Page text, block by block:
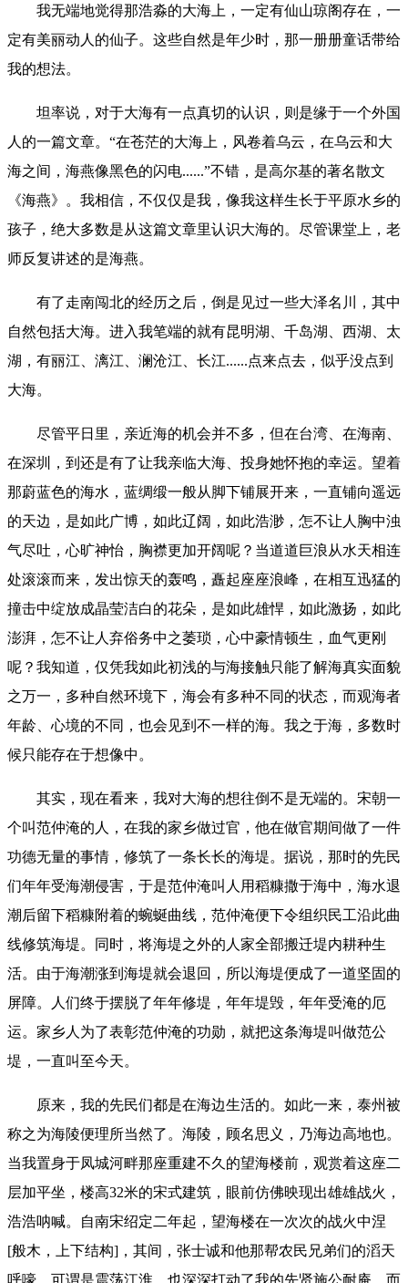
我无端地觉得那浩淼的大海上，一定有仙山琼阁存在，一
定有美丽动人的仙子。这些自然是年少时，那一册册童话带给
我的想法。
坦率说，对于大海有一点真切的认识，则是缘于一个外国
人的一篇文章。“在苍茫的大海上，风卷着乌云，在乌云和大
海之间，海燕像黑色的闪电......”不错，是高尔基的著名散文
《海燕》。我相信，不仅仅是我，像我这样生长于平原水乡的
孩子，绝大多数是从这篇文章里认识大海的。尽管课堂上，老
师反复讲述的是海燕。
有了走南闯北的经历之后，倒是见过一些大泽名川，其中
自然包括大海。进入我笔端的就有昆明湖、千岛湖、西湖、太
湖，有丽江、漓江、澜沧江、长江......点来点去，似乎没点到
大海。
尽管平日里，亲近海的机会并不多，但在台湾、在海南、
在深圳，到还是有了让我亲临大海、投身她怀抱的幸运。望着
那蔚蓝色的海水，蓝绸缎一般从脚下铺展开来，一直铺向遥远
的天边，是如此广博，如此辽阔，如此浩渺，怎不让人胸中浊
气尽吐，心旷神怡，胸襟更加开阔呢？当道道巨浪从水天相连
处滚滚而来，发出惊天的轰鸣，矗起座座浪峰，在相互迅猛的
撞击中绽放成晶莹洁白的花朵，是如此雄悍，如此激扬，如此
澎湃，怎不让人弃俗务中之萎琐，心中豪情顿生，血气更刚
呢？我知道，仅凭我如此初浅的与海接触只能了解海真实面貌
之万一，多种自然环境下，海会有多种不同的状态，而观海者
年龄、心境的不同，也会见到不一样的海。我之于海，多数时
候只能存在于想像中。
其实，现在看来，我对大海的想往倒不是无端的。宋朝一
个叫范仲淹的人，在我的家乡做过官，他在做官期间做了一件
功德无量的事情，修筑了一条长长的海堤。据说，那时的先民
们年年受海潮侵害，于是范仲淹叫人用稻糠撒于海中，海水退
潮后留下稻糠附着的蜿蜒曲线，范仲淹便下令组织民工沿此曲
线修筑海堤。同时，将海堤之外的人家全部搬迁堤内耕种生
活。由于海潮涨到海堤就会退回，所以海堤便成了一道坚固的
屏障。人们终于摆脱了年年修堤，年年堤毁，年年受淹的厄
运。家乡人为了表彰范仲淹的功勋，就把这条海堤叫做范公
堤，一直叫至今天。
原来，我的先民们都是在海边生活的。如此一来，泰州被
称之为海陵便理所当然了。海陵，顾名思义，乃海边高地也。
当我置身于凤城河畔那座重建不久的望海楼前，观赏着这座二
层加平坐，楼高32米的宋式建筑，眼前仿佛映现出雄雄战火，
浩浩呐喊。自南宋绍定二年起，望海楼在一次次的战火中涅
[般木，上下结构]，其间，张士诚和他那帮农民兄弟们的滔天
呼嚎，可谓是震荡江淮，也深深打动了我的先贤施公耐庵，而